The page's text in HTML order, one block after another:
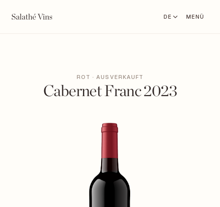
DE MENÜ
ROT · AUSVERKAUFT
Cabernet Franc 2023